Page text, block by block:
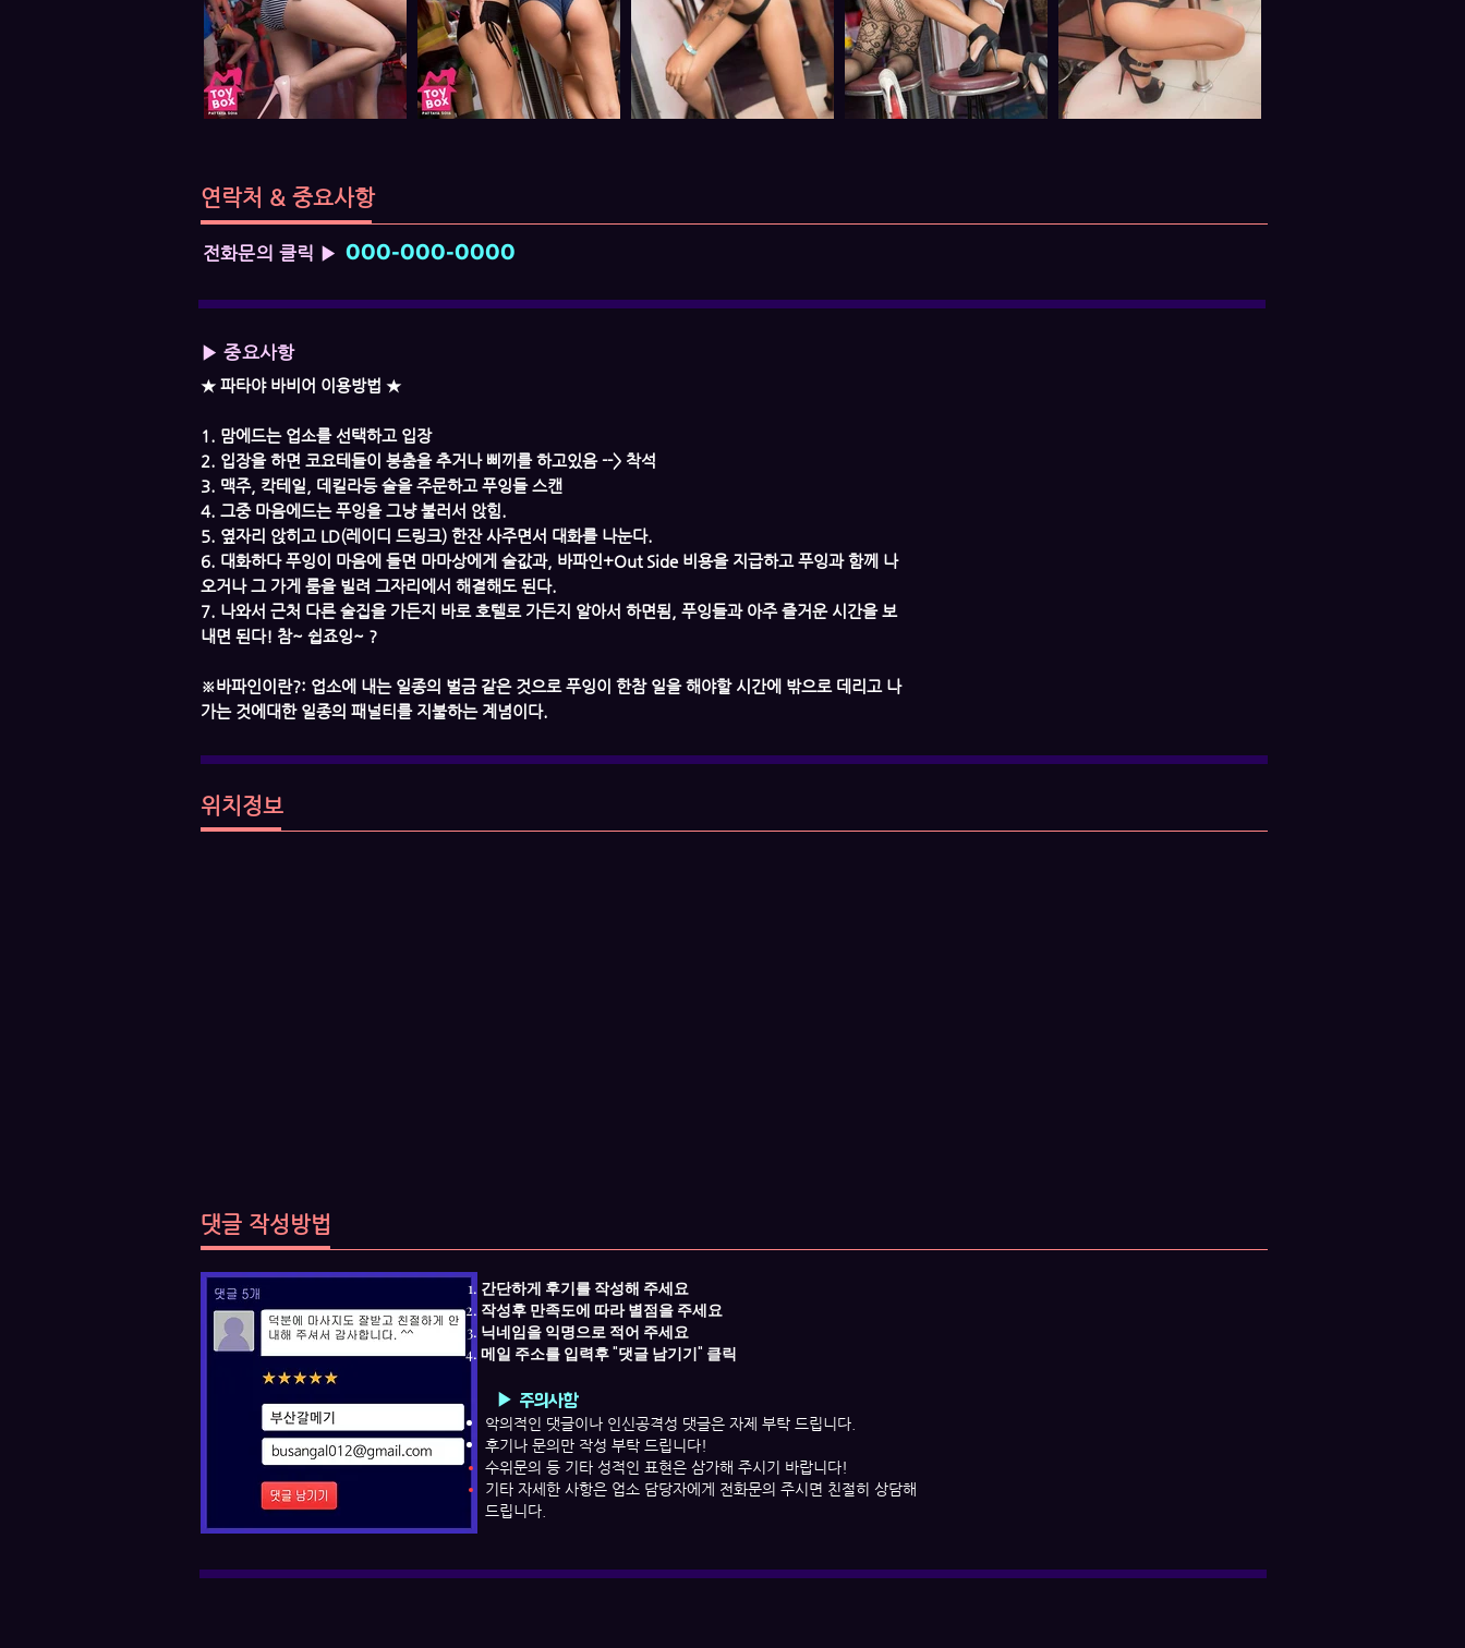
연락처 & 중요사항
전화문의 클릭 ▶ 000-000-0000
▶ 중요사항
★ 파타야 바비어 이용방법 ★
1. 맘에드는 업소를 선택하고 입장
2. 입장을 하면 코요테들이 봉춤을 추거나 삐끼를 하고있음 --> 착석
3. 맥주, 칵테일, 데킬라등 술을 주문하고 푸잉들 스캔
4. 그중 마음에드는 푸잉을 그냥 불러서 앉힘.
5. 옆자리 앉히고 LD(레이디 드링크) 한잔 사주면서 대화를 나눈다.
6. 대화하다 푸잉이 마음에 들면 마마상에게 술값과, 바파인+Out Side 비용을 지급하고 푸잉과 함께 나
오거나 그 가게 룸을 빌려 그자리에서 해결해도 된다.
7. 나와서 근처 다른 술집을 가든지 바로 호텔로 가든지 알아서 하면됨, 푸잉들과 아주 즐거운 시간을 보
내면 된다! 참~ 쉽죠잉~ ?
​※바파인이란?: 업소에 내는 일종의 벌금 같은 것으로 푸잉이 한참 일을 해야할 시간에 밖으로 데리고 나
가는 것에대한 일종의 패널티를 지불하는 계념이다.
위치정보
댓글 작성방법
간단하게 후기를 작성해 주세요​
작성후 만족도에 따라 별점을 주세요
닉네임을 익명으로 적어 주세요
​메일 주소를 입력후"댓글 남기기" 클릭
▶ 주의사항
악의적인 댓글이나 인신공격성 댓글은 자제 부탁 드립니다.
후기나 문의만 작성 부탁 드립니다!
수위문의 등 기타 성적인 표현은 삼가해 주시기 바랍니다!
​기타 자세한 사항은 업소 담당자에게 전화문의 주시면 친절히 상담해
드립니다.